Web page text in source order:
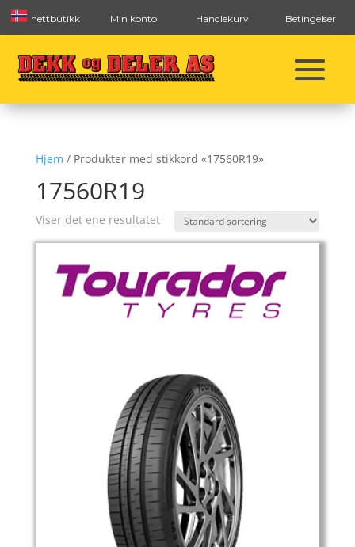
nettbutikk Min konto Handlekurv Betingelser
Hjem / Produkter med stikkord «17560R19»
17560R19
Viser det ene resultatet